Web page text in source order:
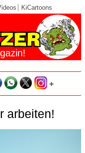
KiCartoons
+
arbeiten!